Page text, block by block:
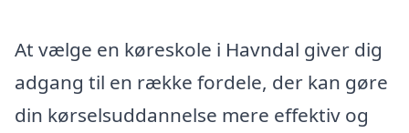
At vælge en køreskole i Havndal giver dig
adgang til en række fordele, der kan gøre
din kørselsuddannelse mere effektiv og